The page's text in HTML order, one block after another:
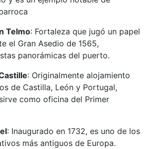
Telmo: Fortaleza que jugó un papel
el Gran Asedio de 1565,
panorámicas del puerto.
: Originalmente alojamiento
de Castilla, León y Portugal,
como oficina del Primer
: Inaugurado en 1732, es uno de los
más antiguos de Europa.